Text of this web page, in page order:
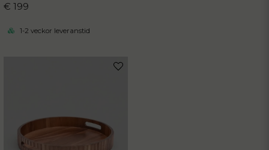
€ 199
1-2 veckor leveranstid